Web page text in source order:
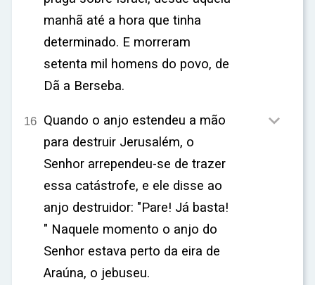
manhã até a hora que tinha
determinado. E morreram
setenta mil homens do povo, de
Dã a Berseba.
16 Quando o anjo estendeu a mão
para destruir Jerusalém, o
Senhor arrependeu-se de trazer
essa catástrofe, e ele disse ao
anjo destruidor: "Pare! Já basta!
" Naquele momento o anjo do
Senhor estava perto da eira de
Araúna, o jebuseu.
